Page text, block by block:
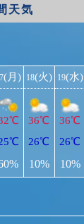
天気
(月) 18(火)
36℃
26℃
10%
19(水)
36℃
26℃
10%